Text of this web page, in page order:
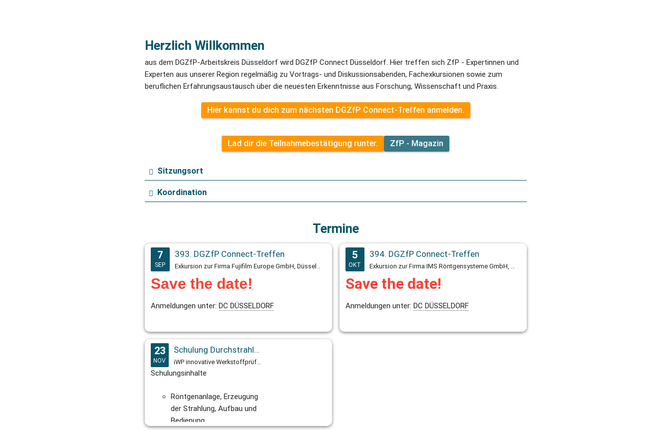
Herzlich Willkommen
aus dem DGZfP-Arbeitskreis Düsseldorf wird DGZfP Connect Düsseldorf. Hier treffen sich ZfP - Expertinnen und
Experten aus unserer Region regelmäßig zu Vortrags- und Diskussionsabenden, Fachexkursionen sowie zum
beruflichen Erfahrungsaustausch über die neuesten Erkenntnisse aus Forschung, Wissenschaft und Praxis.
Hier kannst du dich zum nächsten DGZfP Connect-Treffen anmelden.
Lad dir die Teilnahmebestätigung runter. ZfP - Magazin
Sitzungsort
Koordination
Termine
7
SEP
393. DGZfP Connect-Treffen
Exkursion zur Firma Fujifilm Europe GmbH, Düsseldorf, ab 17:30 Uhr
Save the date!
Anmeldungen unter: DC DÜSSELDORF
5
OKT
394. DGZfP Connect-Treffen
Exkursion zur Firma IMS Röntgensysteme GmbH, Heiligenhaus, ab 17:30 Uhr
Save the date!
Anmeldungen unter: DC DÜSSELDORF
23
NOV
Schulung Durchstrahlungsprüfung (Computertomografie) Stufe 1
iWP innovative Werkstoffprüfung GmbH & Co. KG, Neuss, ab 09:00 Uhr
Schulungsinhalte
Röntgenanlage, Erzeugung
der Strahlung, Aufbau und
Bedienung